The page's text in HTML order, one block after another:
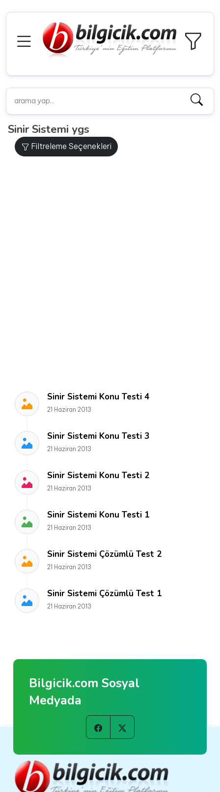
Sinir Sistemi ygs
Filtreleme Seçenekleri
Sinir Sistemi Konu Testi 4
21 Haziran 2013
Sinir Sistemi Konu Testi 3
21 Haziran 2013
Sinir Sistemi Konu Testi 2
21 Haziran 2013
Sinir Sistemi Konu Testi 1
21 Haziran 2013
Sinir Sistemi Çözümlü Test 2
21 Haziran 2013
Sinir Sistemi Çözümlü Test 1
21 Haziran 2013
Bilgicik.com Sosyal
Medyada